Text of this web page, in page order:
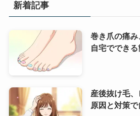
新着記事
巻き爪の痛み
自宅ででき
産後抜け毛
原因と対策